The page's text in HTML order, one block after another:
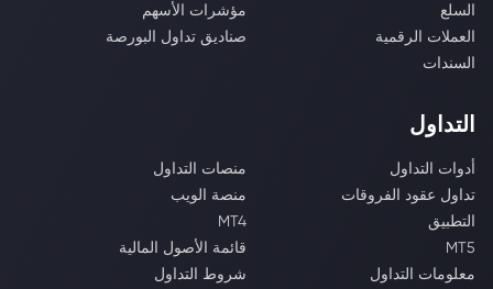
السلع
مؤشرات الأسهم
العملات الرقمية
صناديق تداول البورصة
السندات
التداول
أدوات التداول
منصات التداول
تداول عقود الفروقات
منصة الويب
التطبيق
MT4
MT5
قائمة الأصول المالية
معلومات التداول
شروط التداول